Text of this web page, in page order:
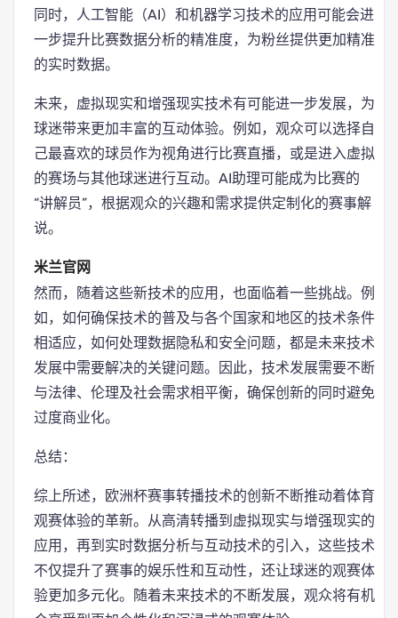
同时，人工智能（AI）和机器学习技术的应用可能会进
一步提升比赛数据分析的精准度，为粉丝提供更加精准
的实时数据。
未来，虚拟现实和增强现实技术有可能进一步发展，为
球迷带来更加丰富的互动体验。例如，观众可以选择自
己最喜欢的球员作为视角进行比赛直播，或是进入虚拟
的赛场与其他球迷进行互动。AI助理可能成为比赛的
“讲解员”，根据观众的兴趣和需求提供定制化的赛事解
说。
米兰官网
然而，随着这些新技术的应用，也面临着一些挑战。例
如，如何确保技术的普及与各个国家和地区的技术条件
相适应，如何处理数据隐私和安全问题，都是未来技术
发展中需要解决的关键问题。因此，技术发展需要不断
与法律、伦理及社会需求相平衡，确保创新的同时避免
过度商业化。
总结：
综上所述，欧洲杯赛事转播技术的创新不断推动着体育
观赛体验的革新。从高清转播到虚拟现实与增强现实的
应用，再到实时数据分析与互动技术的引入，这些技术
不仅提升了赛事的娱乐性和互动性，还让球迷的观赛体
验更加多元化。随着未来技术的不断发展，观众将有机